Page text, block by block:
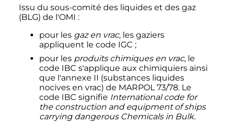
Issu du sous-comité des liquides et des gaz
(BLG) de l'OMI :
pour les gaz en vrac, les gaziers
appliquent le code IGC ;
pour les produits chimiques en vrac, le
code IBC s'applique aux chimiquiers ainsi
que l'annexe II (substances liquides
nocives en vrac) de MARPOL 73/78. Le
code IBC signifie International code for
the construction and equipment of ships
carrying dangerous Chemicals in Bulk.